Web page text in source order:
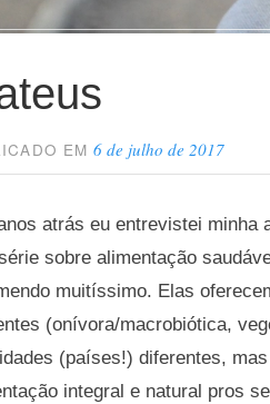
EM6 de julho de 2017
atrás eu entrevistei minha
sobre alimentação
muitíssimo. Elas
(onívora/macrobiótica,
(países!) diferentes,
integral e natural pros